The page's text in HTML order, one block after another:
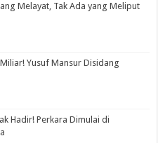
Melayat, Tak Ada yang Meliput
Yusuf Mansur Disidang
Hadir! Perkara Dimulai di